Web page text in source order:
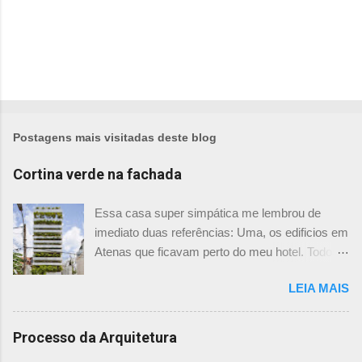
Postagens mais visitadas deste blog
Cortina verde na fachada
Essa casa super simpática me lembrou de
imediato duas referências: Uma, os edificios em
Atenas que ficavam perto do meu hotel. Todos
ficassem tão simpáticos! Mas olhando com
mais foco, me veio a segunda referência. Na
verdade as fachadas da frente e fundos são
como segundas peles, floreiras que criam um
LEIA MAIS
Processo da Arquitetura